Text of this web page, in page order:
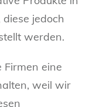
jedoch
werden.
Firmen eine
weil wir